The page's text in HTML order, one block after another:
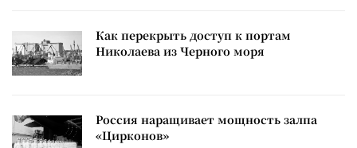
Как перекрыть доступ к портам
Николаева из Черного моря
Россия наращивает мощность залпа
«Цирконов»